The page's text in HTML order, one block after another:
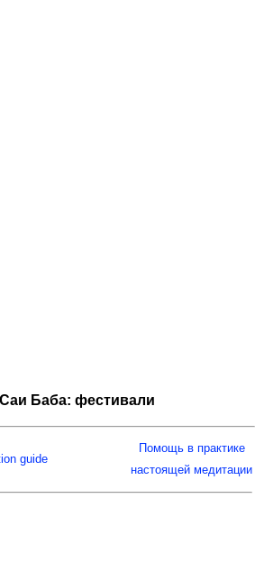
Баба: фестивали
guide
Помощь в практике
настоящей медитации